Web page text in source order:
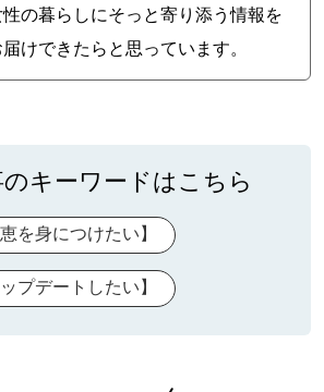
性の暮らしにそっと寄り添う情報を
届けできたらと思っています。
キーワードはこちら
を身につけたい】
プデートしたい】